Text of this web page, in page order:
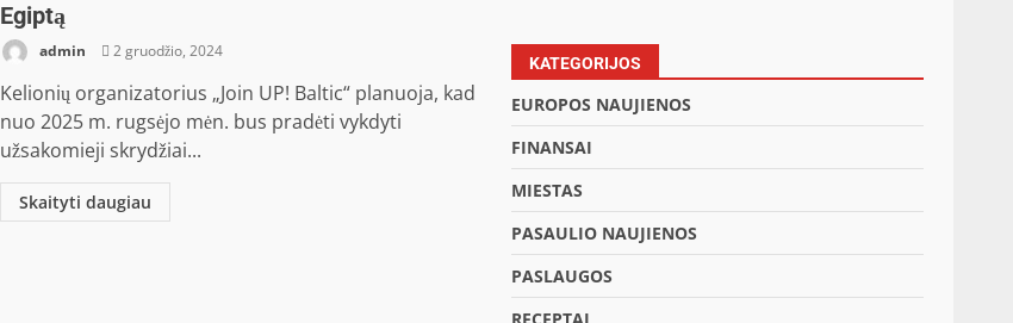
Egiptą
admin 2 gruodžio, 2024
Kelionių organizatorius „Join UP! Baltic“ planuoja, kad
nuo 2025 m. rugsėjo mėn. bus pradėti vykdyti
užsakomieji skrydžiai...
Skaityti daugiau
KATEGORIJOS
EUROPOS NAUJIENOS
FINANSAI
MIESTAS
PASAULIO NAUJIENOS
PASLAUGOS